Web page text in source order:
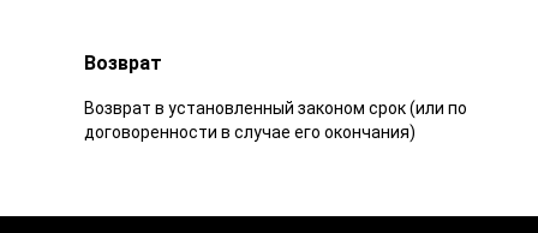
Возврат
Возврат в установленный законом срок (или по
договоренности в случае его окончания)